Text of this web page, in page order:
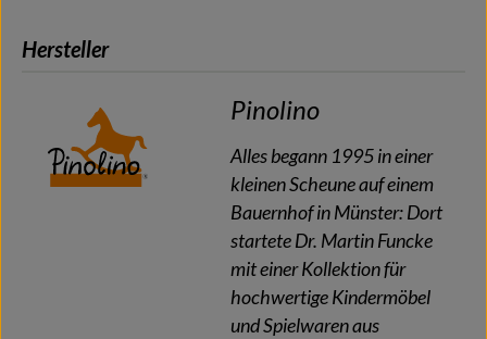
Hersteller
Pinolino
Alles begann 1995 in einer
kleinen Scheune auf einem
Bauernhof in Münster: Dort
startete Dr. Martin Funcke
mit einer Kollektion für
hochwertige Kindermöbel
und Spielwaren aus